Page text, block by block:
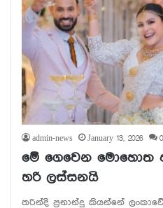
admin-news January 13, 2026 0
මේ ගෙවෙන මොහොත
හරි ලස්සනයි
තරින්දි ප්‍රනාන්දු කියන්නේ